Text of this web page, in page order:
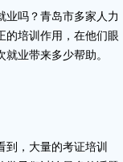
吗？青岛市多家人力
的培训作用，在他们眼
业带来多少帮助。
，大量的考证培训